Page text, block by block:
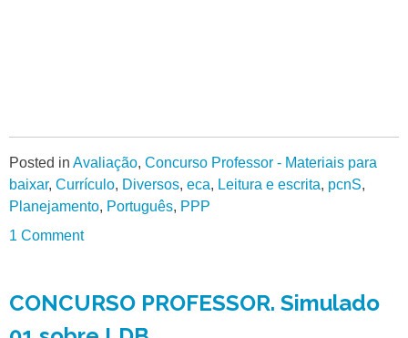
Posted in Avaliação, Concurso Professor - Materiais para
baixar, Currículo, Diversos, eca, Leitura e escrita, pcnS,
Planejamento, Português, PPP
1 Comment
CONCURSO PROFESSOR. Simulado